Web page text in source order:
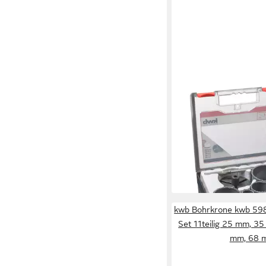
KWB
Bohrkrone kwb
Set 8teilig 33 mm, 53
73 mm, 83 mm 1
ab 30,43 € UVP 37,95 €
-20%
lieferbar - in 4-5
kwb Bohrkrone kwb
Set 11teilig 25 mm,
mm, 68